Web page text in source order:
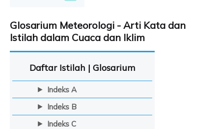
Glosarium Meteorologi - Arti Kata dan
Istilah dalam Cuaca dan Iklim
Daftar Istilah | Glosarium
Indeks A
Indeks B
Indeks C